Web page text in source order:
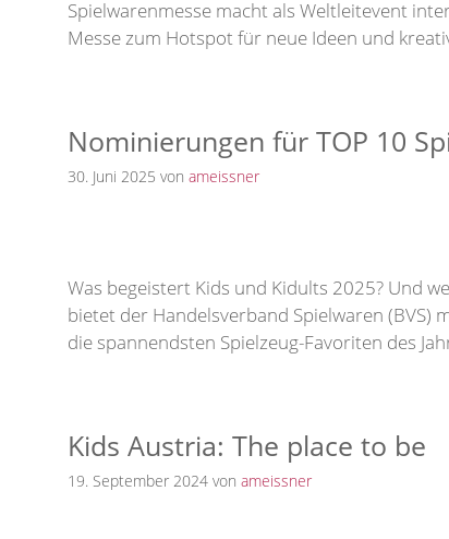
Spielwarenmesse macht als Weltleitevent
Messe zum Hotspot für neue Ideen und
Nominierungen für TOP 10
30. Juni 2025 von ameissner
Was begeistert Kids und Kidults 2025? Und
bietet der Handelsverband Spielwaren
die spannendsten Spielzeug-Favoriten des
Kids Austria: The place to be
19. September 2024 von ameissner